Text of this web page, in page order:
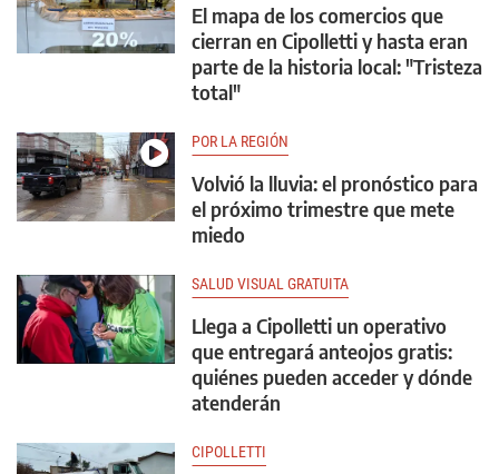
El mapa de los comercios que
cierran en Cipolletti y hasta eran
parte de la historia local: "Tristeza
total"
POR LA REGIÓN
Volvió la lluvia: el pronóstico para
el próximo trimestre que mete
miedo
SALUD VISUAL GRATUITA
Llega a Cipolletti un operativo
que entregará anteojos gratis:
quiénes pueden acceder y dónde
atenderán
CIPOLLETTI